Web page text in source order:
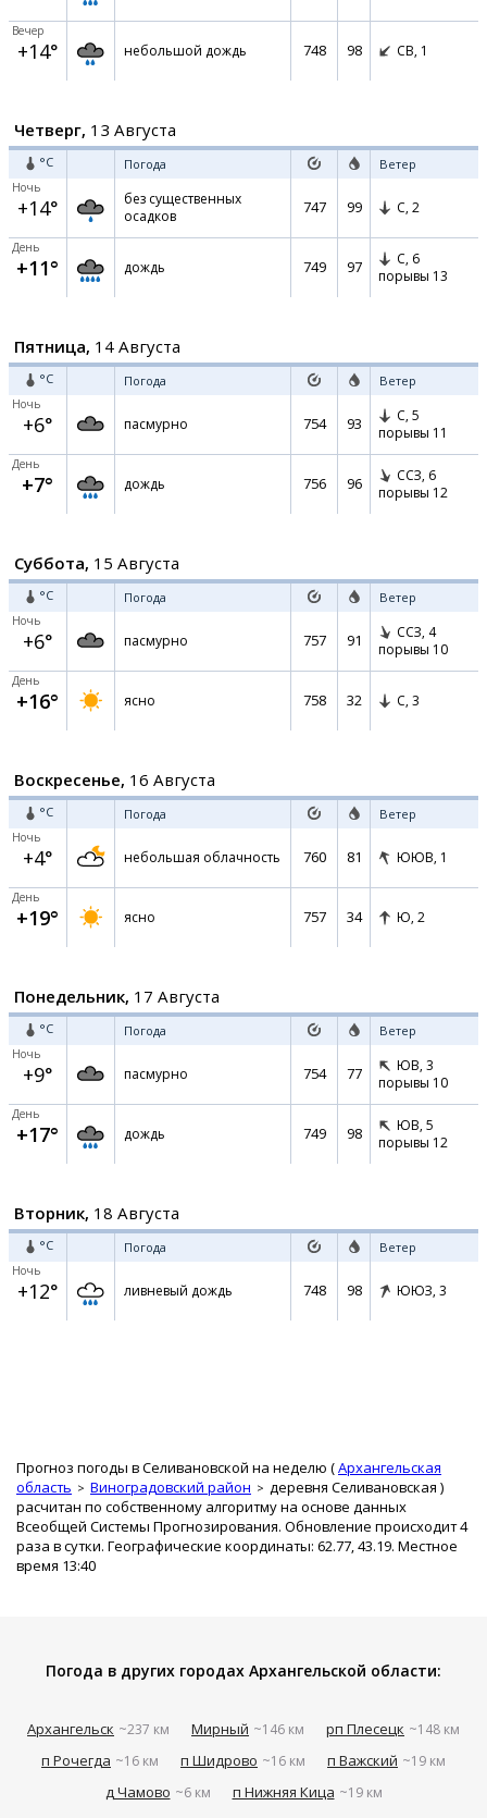
Вечер
+14° небольшой дождь 748 98 СВ, 1
Четверг, 13 Августа
°C Погода Ветер
Ночь
+14°
без существенных
осадков
747 99 С, 2
День
+11° дождь 749 97 С, 6
порывы 13
Пятница, 14 Августа
°C Погода Ветер
Ночь
+6° пасмурно 754 93 С, 5
порывы 11
День
+7° дождь 756 96 ССЗ, 6
порывы 12
Суббота, 15 Августа
°C Погода Ветер
Ночь
+6° пасмурно 757 91 ССЗ, 4
порывы 10
День
+16° ясно 758 32 С, 3
Воскресенье, 16 Августа
°C Погода Ветер
Ночь
+4° небольшая облачность 760 81 ЮЮВ, 1
День
+19° ясно 757 34 Ю, 2
Понедельник, 17 Августа
°C Погода Ветер
Ночь
+9° пасмурно 754 77 ЮВ, 3
порывы 10
День
+17° дождь 749 98 ЮВ, 5
порывы 12
Вторник, 18 Августа
°C Погода Ветер
Ночь
+12° ливневый дождь 748 98 ЮЮЗ, 3
Прогноз погоды в Селивановской на неделю (Архангельская
область
Виноградовский район деревня Селивановская )
расчитан по собственному алгоритму на основе данных
Всеобщей Системы Прогнозирования. Обновление происходит 4
раза в сутки. Географические координаты: 62.77, 43.19. Местное
время 13:40
Погода в других городах Архангельской области:
Архангельск ~237 км Мирный ~146 км рп Плесецк ~148 км
п Рочегда ~16 км п Шидрово ~16 км п Важский ~19 км
д Чамово ~6 км п Нижняя Кица ~19 км